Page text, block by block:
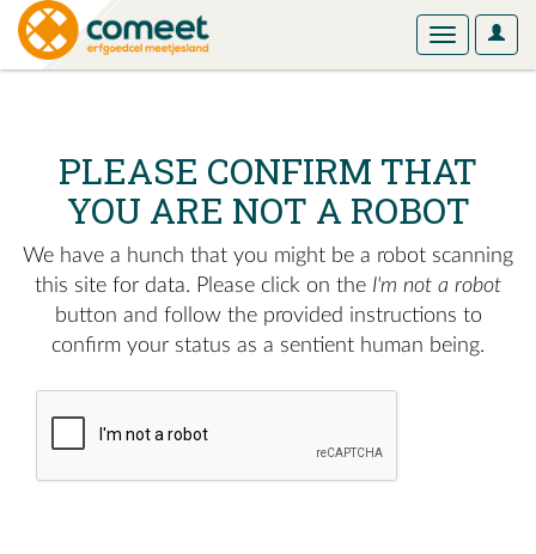
User
Toggle
PLEASE CONFIRM THAT
YOU ARE NOT A ROBOT
We have a hunch that you might be a robot scanning
this site for data. Please click on the I'm not a robot
button and follow the provided instructions to
confirm your status as a sentient human being.